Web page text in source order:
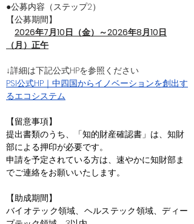
●公募内容（ステップ2）
【公募期間】
2026年7月10日（金）～2026年8月10日
（月）正午
↓詳細は下記公式HPを参照ください
PSI公式HP｜中四国からイノベーションを創出す
るエコシステム
【留意事項】
提出書類のうち、「知的財産確認書」は、知財
部による押印が必要です。
申請を予定されている方は、速やかに知財部ま
でご連絡をお願いいたします。
【助成期間】
バイオテック領域、ヘルステック領域、ディー